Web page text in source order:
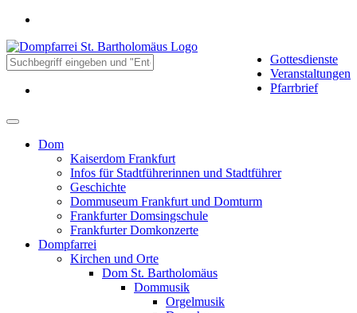
Gottesdienste
Veranstaltungen
Pfarrbrief
Dom
Kaiserdom Frankfurt
Infos für Stadtführerinnen und Stadtführer
Geschichte
Dommuseum Frankfurt und Domturm
Frankfurter Domsingschule
Frankfurter Domkonzerte
Dompfarrei
Kirchen und Orte
Dom St. Bartholomäus
Dommusik
Orgelmusik